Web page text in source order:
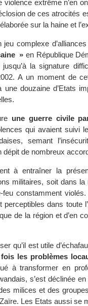
violence extrême n’en
de ces atrocités
sur la haine et
complexe
»en République
la signature
A un moment de
douzaine d’Etats
une guerre civile
qui avaient suivi
semant
dépit de nombreux
à entraîner la
militaires, soit dans
feu constamment
dans toute
de la région et d’en
qu’il est utile
les problèmes
à transformer en
s’est déclinée en
milices et des
Les Etats aussi se